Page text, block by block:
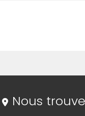
Nous